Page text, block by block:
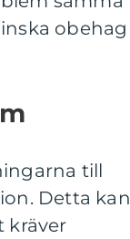
obehag
till
Detta kan
kräver